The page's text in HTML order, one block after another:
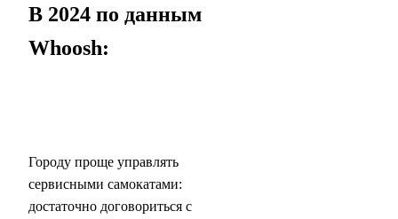
В 2024 по данным
Whoosh:
Городу проще управлять
сервисными самокатами:
достаточно договориться с